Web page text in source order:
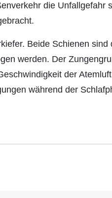
die Unfallgefahr
Beide Schienen sind
werden. Der
der
während der